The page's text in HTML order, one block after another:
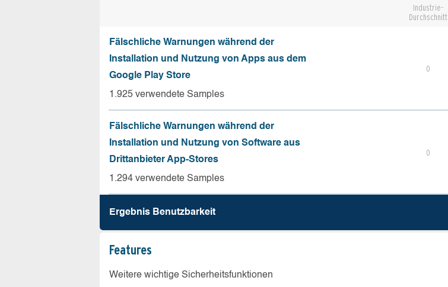
Industrie-
Durchschnitt
Fälschliche Warnungen während der
Installation und Nutzung von Apps aus dem
Google Play Store
1.925 verwendete Samples
0
Fälschliche Warnungen während der
Installation und Nutzung von Software aus
Drittanbieter App-Stores
1.294 verwendete Samples
0
Ergebnis Benutz­barkeit
Features
Weitere wichtige Sicherheitsfunktionen